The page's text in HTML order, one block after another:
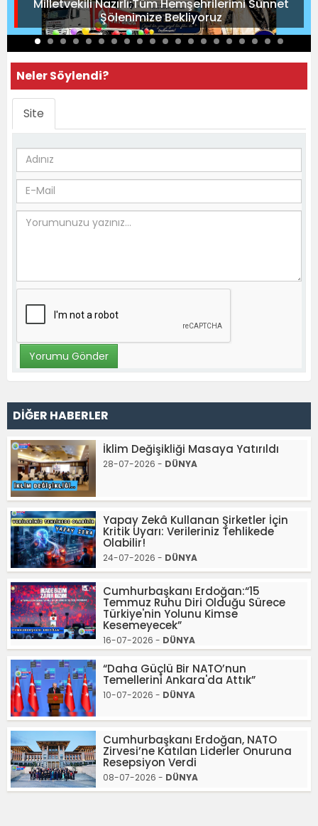
Milletvekili Nazırlı:Tüm Hemşehrilerimi Sünnet
Şölenimize Bekliyoruz
Neler Söylendi?
Site
DİĞER HABERLER
İklim Değişikliği Masaya Yatırıldı
28-07-2026 - DÜNYA
Yapay Zekâ Kullanan Şirketler İçin
Kritik Uyarı: Verileriniz Tehlikede
Olabilir!
24-07-2026 - DÜNYA
Cumhurbaşkanı Erdoğan:“15
Temmuz Ruhu Diri Olduğu Sürece
Türkiye'nin Yolunu Kimse
Kesemeyecek”
16-07-2026 - DÜNYA
“Daha Güçlü Bir NATO’nun
Temellerini Ankara'da Attık”
10-07-2026 - DÜNYA
Cumhurbaşkanı Erdoğan, NATO
Zirvesi’ne Katılan Liderler Onuruna
Resepsiyon Verdi
08-07-2026 - DÜNYA